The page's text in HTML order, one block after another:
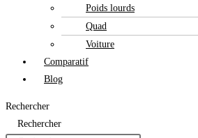
Poids lourds
Quad
Voiture
Comparatif
Blog
Rechercher
Rechercher